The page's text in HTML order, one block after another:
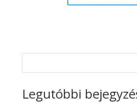
Legutóbbi